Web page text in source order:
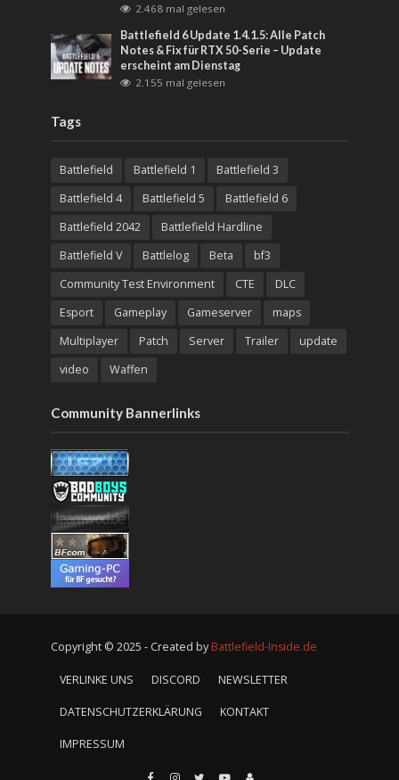
2.468 mal gelesen
Battlefield 6 Update 1.4.1.5: Alle Patch
Notes & Fix für RTX 50-Serie – Update
erscheint am Dienstag
2.155 mal gelesen
Tags
Battlefield Battlefield 1
Battlefield 3
Battlefield 4
Battlefield 5
Battlefield 6
Battlefield 2042
Battlefield Hardline
Battlefield V
Battlelog Beta
bf3
Community Test Environment
CTE
DLC
Esport
Gameplay Gameserver
maps
Multiplayer
Patch Server Trailer
update
video
Waffen
Community Bannerlinks
Copyright © 2025 - Created by Battlefield-Inside.de
VERLINKE UNS DISCORD NEWSLETTER
DATENSCHUTZERKLÄRUNG KONTAKT
IMPRESSUM